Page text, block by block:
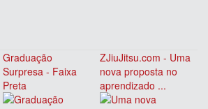
Graduação
Surpresa - Faixa
Preta
ZJiuJitsu.com - Uma
nova proposta no
aprendizado ...